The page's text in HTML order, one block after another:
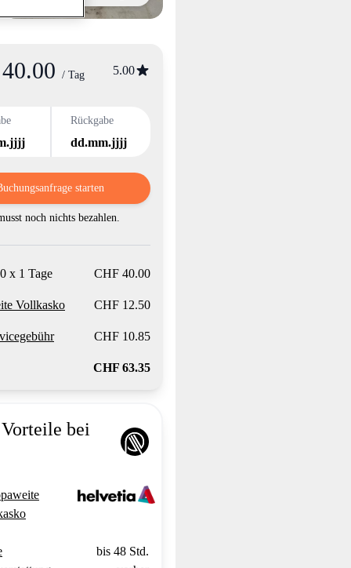
/ Tag 5.00
Rückgabe
dd.mm.jjjj
starten
noch nichts bezahlen.
x 1 Tage CHF 40.00
Vollkasko CHF 12.50
CHF 10.85
CHF 63.35
bei
bis 48 Std.